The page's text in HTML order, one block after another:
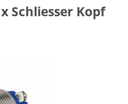
Schliesser Kopf